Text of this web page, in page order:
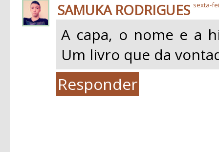
SAMUKA RODRIGUES sexta-
A capa, o nome e a
Um livro que da
Responder